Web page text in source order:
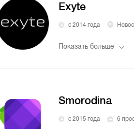
Exyte
с 2014 года
Показать больше
Smorodina
с 2015 года 6